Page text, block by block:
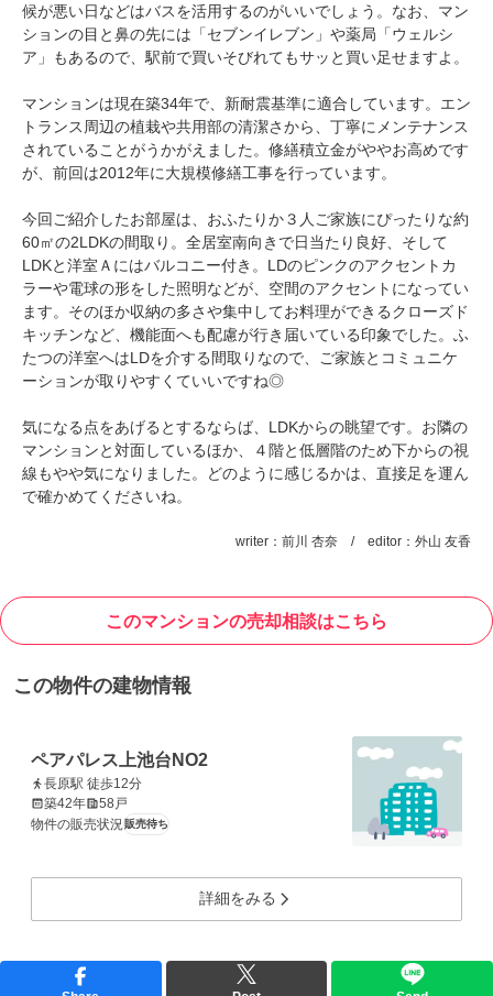
候が悪い日などはバスを活用するのがいいでしょう。なお、マン
ションの目と鼻の先には「セブンイレブン」や薬局「ウェルシ
ア」もあるので、駅前で買いそびれてもサッと買い足せますよ。
マンションは現在築34年で、新耐震基準に適合しています。エン
トランス周辺の植栽や共用部の清潔さから、丁寧にメンテナンス
されていることがうかがえました。修繕積立金がややお高めです
が、前回は2012年に大規模修繕工事を行っています。
今回ご紹介したお部屋は、おふたりか３人ご家族にぴったりな約
60㎡の2LDKの間取り。全居室南向きで日当たり良好、そして
LDKと洋室Ａにはバルコニー付き。LDのピンクのアクセントカ
ラーや電球の形をした照明などが、空間のアクセントになってい
ます。そのほか収納の多さや集中してお料理ができるクローズド
キッチンなど、機能面へも配慮が行き届いている印象でした。ふ
たつの洋室へはLDを介する間取りなので、ご家族とコミュニケ
ーションが取りやすくていいですね◎
気になる点をあげるとするならば、LDKからの眺望です。お隣の
マンションと対面しているほか、４階と低層階のため下からの視
線もやや気になりました。どのように感じるかは、直接足を運ん
で確かめてくださいね。
writer：前川 杏奈 / editor：外山 友香
このマンションの売却相談はこちら
この物件の建物情報
ペアパレス上池台NO2
長原駅 徒歩12分
築42年
58戸
物件の販売状況 販売待ち
詳細をみる